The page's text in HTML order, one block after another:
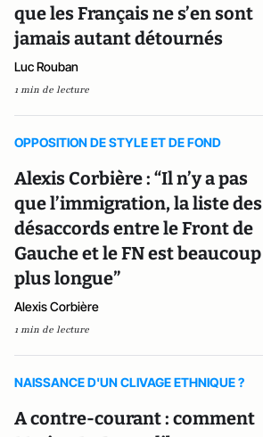
que les Français ne s’en sont
jamais autant détournés
Luc Rouban
1 min de lecture
OPPOSITION DE STYLE ET DE FOND
Alexis Corbière : “Il n’y a pas
que l’immigration, la liste des
désaccords entre le Front de
Gauche et le FN est beaucoup
plus longue”
Alexis Corbière
1 min de lecture
NAISSANCE D'UN CLIVAGE ETHNIQUE ?
A contre-courant : comment